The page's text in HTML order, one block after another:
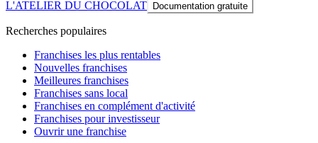
L'ATELIER DU CHOCOLAT Documentation gratuite
Recherches populaires
Franchises les plus rentables
Nouvelles franchises
Meilleures franchises
Franchises sans local
Franchises en complément d'activité
Franchises pour investisseur
Ouvrir une franchise